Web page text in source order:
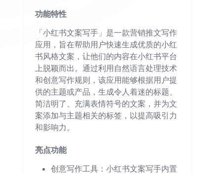
功能特性
「小红书文案写手」是一款营销推文写作
应用，旨在帮助用户快速生成优质的小红
书风格文案，让他们的内容在小红书平台
上脱颖而出。通过利用自然语言处理技术
和创意写作规则，该应用能够根据用户提
供的主题或产品，生成令人着迷的标题、
简洁明了、充满表情符号的文案，并为文
案添加与主题相关的标签，以提高吸引力
和影响力。
亮点功能
创意写作工具：小红书文案写手内置